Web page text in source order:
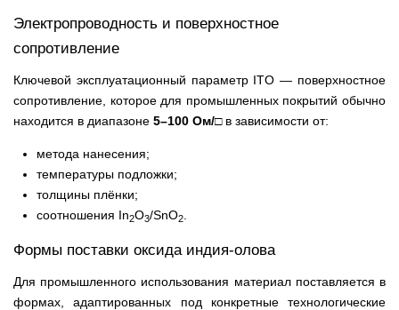
Электропроводность и поверхностное
сопротивление
Ключевой эксплуатационный параметр ITO — поверхностное
сопротивление, которое для промышленных покрытий обычно
находится в диапазоне 5–100 Ом/□в зависимости от:
метода нанесения;
температуры подложки;
толщины плёнки;
соотношения In2O3/SnO2
Формы поставки оксида индия-олова
Для промышленного использования материал поставляется в
формах, адаптированных под конкретные технологические